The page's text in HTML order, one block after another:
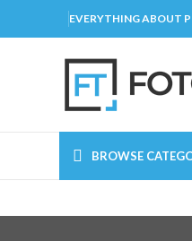
EVERYTHING ABOUT
BROWSE